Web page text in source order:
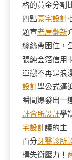
格的黃金分割
四點豪宅設計
題宣老屋翻新
絲絲帶困住，
張純金箔信用
單戀不再是浪
設計學公式逼
瞬間爆發出一
計會所設計學
宅設計議的主
百分牙醫診所
構失衡壓力！